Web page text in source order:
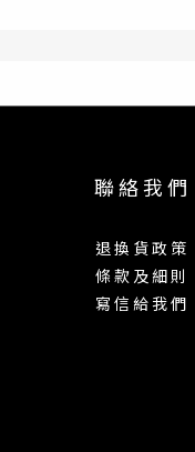
聯 絡 我 們
退 換 貨 政 策
條 款 及 細 則
寫 信 給 我 們